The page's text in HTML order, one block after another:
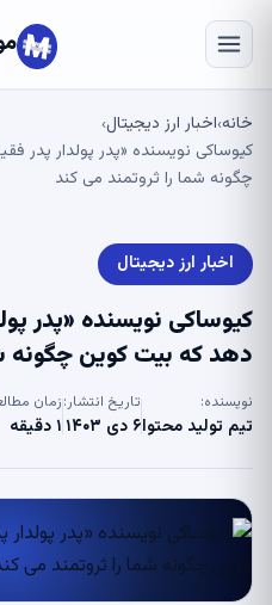
خانه›اخبار ارز دیجیتال›
کیوساکی نویسنده «پدر پولدار پدر
چگونه شما را ثروتمند می کند
اخبار ارز دیجیتال
کیوساکی نویسنده «پدر
دهد که بیت کوین چگونه
نویسنده:
تیم تولید محتوا
تاریخ انتشار:
۶ دی ۱۴۰۳
زمان
۱ دقیقه